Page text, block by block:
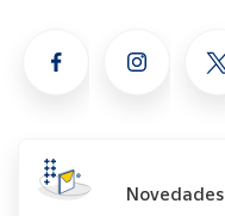
Novedades